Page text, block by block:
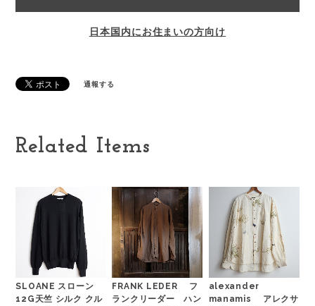
日本国内にお住まいの方向け
通報する
Related Items
SLOANE スローン
12G天竺 シルク クル
FRANK LEDER フ
ランクリーダー ハン
alexander
manamis アレクサ